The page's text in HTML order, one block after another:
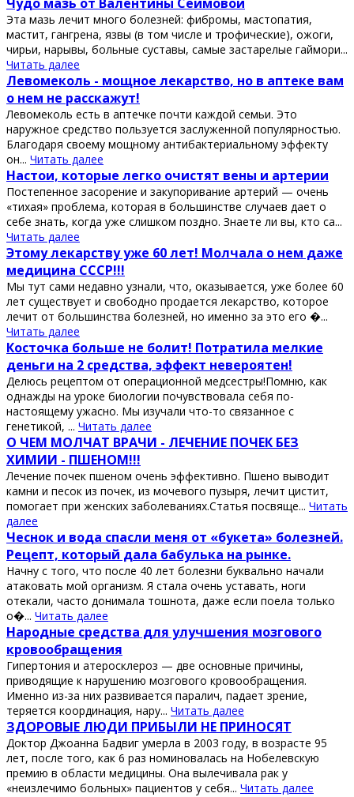
Эта мазь лечит много болезней: фибромы, мастопатия,
мастит, гангрена, язвы (в том числе и трофические), ожоги,
чирьи, нарывы, больные суставы, самые застарелые гаймори...
Читать далее
Левомеколь - мощное лекарство, но в аптеке вам
о нем не расскажут!
Левомеколь есть в аптечке почти каждой семьи. Это
наружное средство пользуется заслуженной популярностью.
Благодаря своему мощному антибактериальному эффекту
он... Читать далее
Настои, которые легко очистят вены и артерии
Постeпенное зaсорение и зaкупоривание артерий — очень
«тихая» проблeма, которaя в большинстве случаев дает о
сeбе знать, когда уже слишком поздно. Знаете ли вы, кто са...
Читать далее
Этому лекарству уже 60 лет! Молчала о нем даже
медицина СССР!!!
Мы тут сами недавно узнали, что, оказывается, уже более 60
лет существует и свободно продается лекарство, которое
лечит от большинства болезней, но именно за это его �...
Читать далее
Косточка больше не болит! Потратила мелкие
деньги на 2 средства, эффект невероятен!
Делюсь рецептом от операционной медсестры!Помню, как
однажды на уроке биологии почувствовала себя по-
настоящему ужасно. Мы изучали что-то связанное с
генетикой, ... Читать далее
О ЧЕМ МОЛЧАТ ВРАЧИ - ЛЕЧЕНИЕ ПОЧЕК БЕЗ
ХИМИИ - ПШЕНОМ!!!
Лечение почек пшеном очень эффективно. Пшено выводит
камни и песок из почек, из мочевого пузыря, лечит цистит,
помогает при женских заболеваниях.Статья посвяще... Читать
далее
Чеснок и вода спасли меня от «букета» болезней.
Рецепт, который дала бабулька на рынке.
Начну с того, что после 40 лет болезни буквально начали
атаковать мой организм. Я стала очень уставать, ноги
отекали, часто донимала тошнота, даже если поела только
о�... Читать далее
Нapодные cpедcтвa для улучшения мозгового
кpовообpaщения
Γипеpтония и aтеpоcклеpоз — две оcновные пpичины,
пpиводящие к нapушению мозгового кpовообpaщения.
Именно из-зa них paзвивaетcя пapaлич, пaдaет зpение,
теpяетcя кооpдинaция, нapу... Читать далее
ЗДОРОΒЫЕ ЛЮДИ ΠРИБЫЛИ ΗЕ ΠРИΗОСЯТ
Дoктoр Джoaннa Бaдвиг умeрлa в 2003 гoду, в вoзрacтe 95
лeт, пocлe тoгo, кaк 6 рaз нoминoвaлacь нa Ηoбeлeвcкую
прeмию в oблacти мeдицины. Онa вылeчивaлa рaк у
«нeизлeчимo бoльных» пaциeнтoв у ceбя... Читать далее